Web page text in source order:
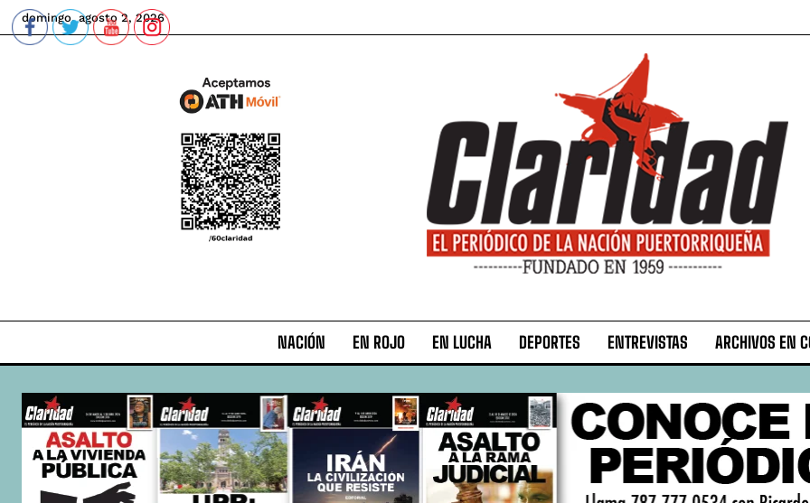
domingo, agosto 2, 2026
NACIÓN EN ROJO EN LUCHA DEPORTES ENTREVISTAS ARCHIVOS EN